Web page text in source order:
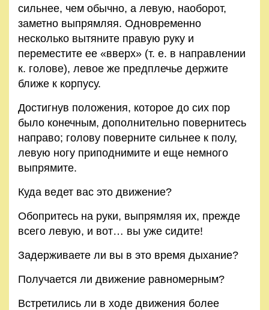
сильнее, чем обычно, а левую, наоборот,
заметно выпрямляя. Одновременно
несколько вытяните правую руку и
переместите ее «вверх» (т. е. в направлении
к. голове), левое же предплечье держите
ближе к корпусу.
Достигнув положения, которое до сих пор
было конечным, дополнительно повернитесь
направо; голову поверните сильнее к полу,
левую ногу приподнимите и еще немного
выпрямите.
Куда ведет вас это движение?
Обопритесь на руки, выпрямляя их, прежде
всего левую, и вот… вы уже сидите!
Задерживаете ли вы в это время дыхание?
Получается ли движение равномерным?
Встретились ли в ходе движения более